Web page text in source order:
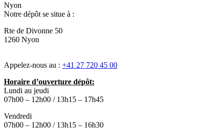
Nyon
Notre dépôt se situe à :
Rte de Divonne 50
1260 Nyon
Appelez-nous au : +41 27 720 45 00
Horaire d’ouverture dépôt:
Lundi au jeudi
07h00 – 12h00 / 13h15 – 17h45
Vendredi
07h00 – 12h00 / 13h15 – 16h30